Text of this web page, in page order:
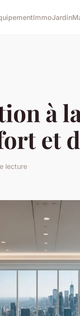
ImmoJardin
à
et
lecture